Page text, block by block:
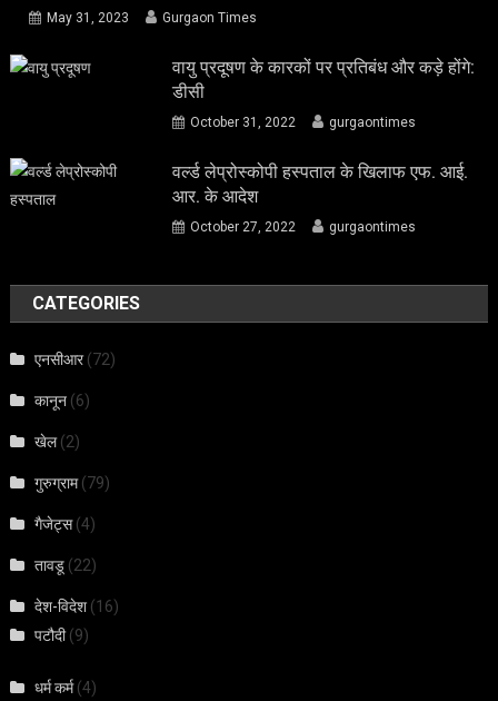
May 31, 2023 Gurgaon Times
वायु प्रदूषण के कारकों पर प्रतिबंध और कड़े होंगे:
डीसी
October 31, 2022 gurgaontimes
वर्ल्ड लेप्रोस्कोपी हस्पताल के खिलाफ एफ. आई.
आर. के आदेश
October 27, 2022 gurgaontimes
CATEGORIES
एनसीआर(72)
कानून (6)
खेल(2)
गुरुग्राम(79)
गैजेट्स(4)
तावडू (22)
देश-विदेश (16)
पटौदी(9)
धर्म कर्म(4)